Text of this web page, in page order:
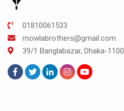
01810061533
mowlabrothers@gmail.com
39/1 Banglabazar, Dhaka-1100